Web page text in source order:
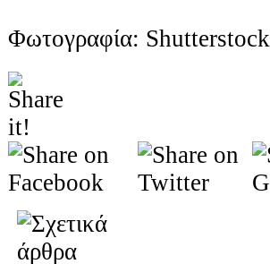
Φωτογραφία: Shutterstock